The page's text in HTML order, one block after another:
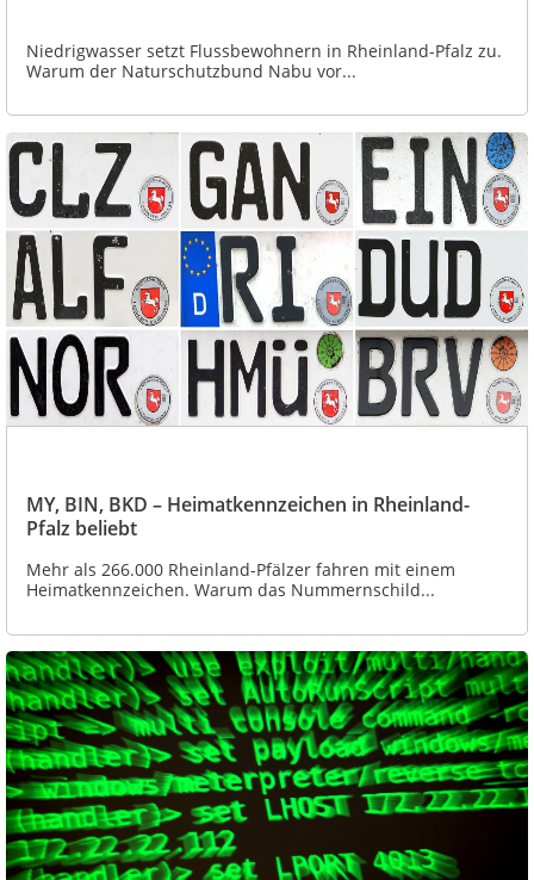
Niedrigwasser setzt Flussbewohnern in Rheinland-Pfalz zu.
Warum der Naturschutzbund Nabu vor...
MY, BIN, BKD – Heimatkennzeichen in Rheinland-
Pfalz beliebt
Mehr als 266.000 Rheinland-Pfälzer fahren mit einem
Heimatkennzeichen. Warum das Nummernschild...